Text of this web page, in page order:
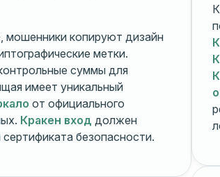
мошенники копируют дизайн
метки.
суммы для
имеет уникальный
от официального
Кракен вход должен
безопасности.